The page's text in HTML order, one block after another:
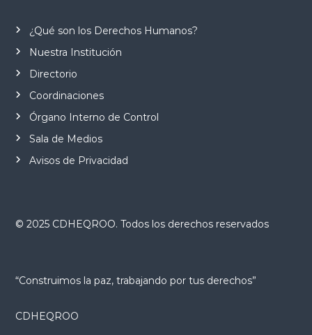
¿Qué son los Derechos Humanos?
Nuestra Institución
Directorio
Coordinaciones
Órgano Interno de Control
Sala de Medios
Avisos de Privacidad
© 2025 CDHEQROO. Todos los derechos reservados
“Construimos la paz, trabajando por tus derechos”
CDHEQROO